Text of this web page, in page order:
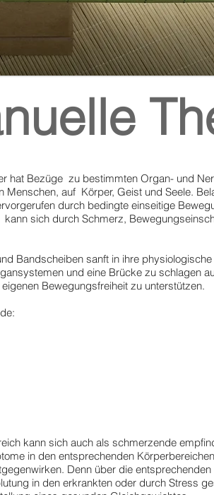
hat Bezüge zu bestimmten Organ- und
auf Körper, Geist und Seele.
durch bedingte einseitige
sich durch Schmerz,
Bandscheiben sanft in ihre
und eine Brücke zu schlagen
Bewegungsfreiheit zu unterstützen.
kann sich auch als schmerzende
in den entsprechenden
Denn über die
in den erkrankten oder durch Stress